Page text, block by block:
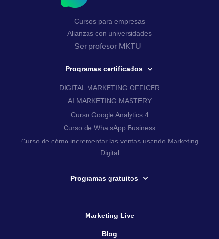
Cursos para empresas
Alianzas con universidades
Ser profesor MKTU
Programas certificados
DIGITAL MARKETING OFFICER
AI MARKETING MASTERY
Curso Google Analytics 4
Curso de WhatsApp Business
Curso de cómo incrementar las ventas usando Marketing
Digital
Programas gratuitos
Marketing Live
Blog